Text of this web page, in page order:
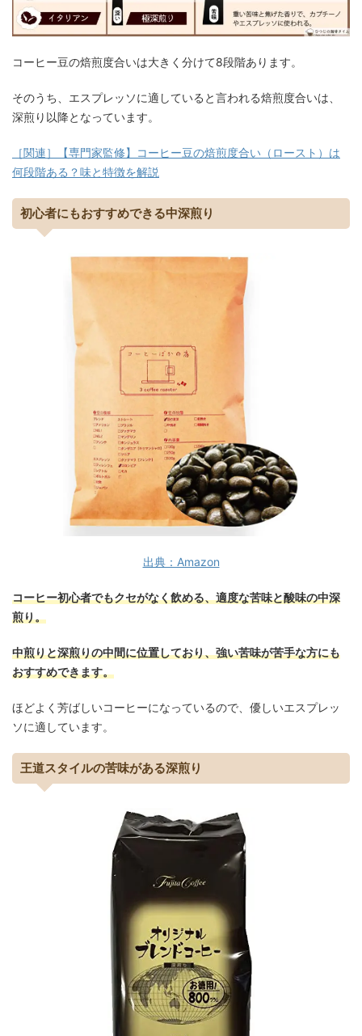
コーヒー豆の焙煎度合いは大きく分けて8段階あります。
そのうち、エスプレッソに適していると言われる焙煎度合いは、
深煎り以降となっています。
［関連］【専門家監修】コーヒー豆の焙煎度合い（ロースト）は
何段階ある？味と特徴を解説
初心者にもおすすめできる中深煎り
出典：Amazon
コーヒー初心者でもクセがなく飲める、適度な苦味と酸味の中深
煎り。
中煎りと深煎りの中間に位置しており、強い苦味が苦手な方にも
おすすめできます。
ほどよく芳ばしいコーヒーになっているので、優しいエスプレッ
ソに適しています。
王道スタイルの苦味がある深煎り